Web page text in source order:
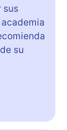
sus
academia
su